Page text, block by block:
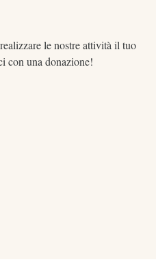
le nostre attività il tuo
con una donazione!